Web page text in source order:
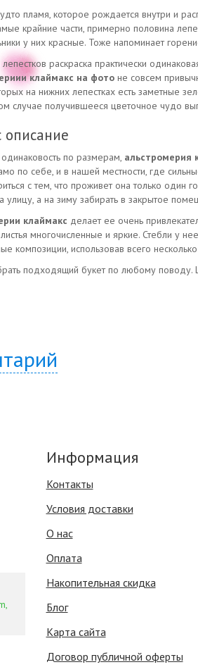
пламя, которое рождается внутри и
крайние части, примерно половина
у них красные. Тоже напоминает
раскраска практически
клаймакс на фото не совсем
на нижних лепестках есть заметные
случае получившееся цветочное чудо
описание
по размерам, альстромерия
по себе, и в нашей местности, где
с тем, что проживет она только
а на зиму забирать в закрытое
клаймакс делает ее очень
многочисленные и яркие. Стебли у
композиции, использовав всего
подходящий букет по любому поводу.
Информация
Контакты
Условия доставки
О нас
Оплата
Накопительная скидка
Блог
Карта сайта
Договор публичной оферты